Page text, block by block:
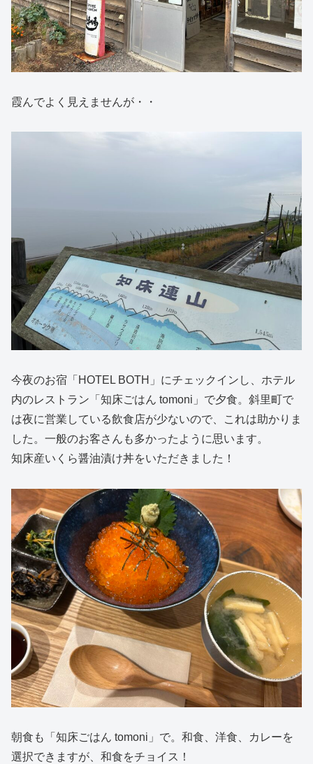
霞んでよく見えませんが・・
今夜のお宿「HOTEL BOTH」にチェックインし、ホテル
内のレストラン「知床ごはん tomoni」で夕食。斜里町で
は夜に営業している飲食店が少ないので、これは助かりま
した。一般のお客さんも多かったように思います。
知床産いくら醤油漬け丼をいただきました！
朝食も「知床ごはん tomoni」で。和食、洋食、カレーを
選択できますが、和食をチョイス！